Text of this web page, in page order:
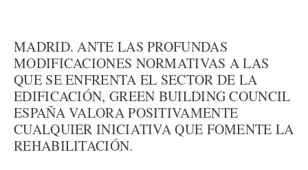
MADRID. ANTE LAS PROFUNDAS
MODIFICACIONES NORMATIVAS A LAS
QUE SE ENFRENTA EL SECTOR DE LA
EDIFICACIÓN, GREEN BUILDING COUNCIL
ESPAÑA VALORA POSITIVAMENTE
CUALQUIER INICIATIVA QUE FOMENTE LA
REHABILITACIÓN.